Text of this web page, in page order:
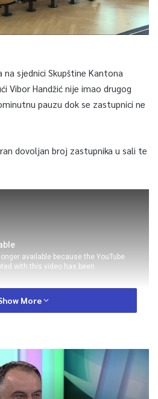
sjednici Skupštine Kantona
Vibor Handžić nije imao drugog
pauzu dok se zastupnici ne
dovoljan broj zastupnika u sali te
0
Rating
More